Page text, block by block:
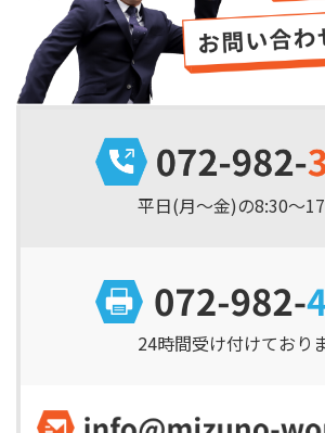
平日(月～金)の8:30～
24時間受け付けており